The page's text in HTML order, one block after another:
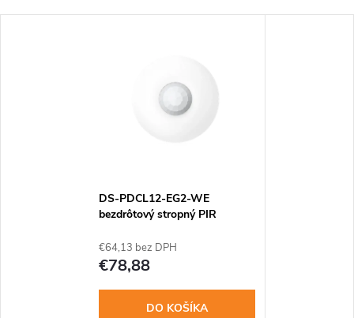
DS-PDCL12-EG2-WE
bezdrôtový stropný PIR
€64,13 bez DPH
€78,88
DO KOŠÍKA